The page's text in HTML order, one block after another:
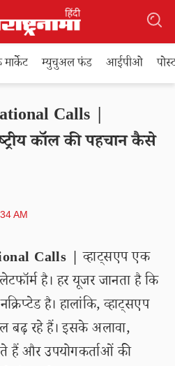
म्युचुअल फंड आईपीओ
Calls |
कॉल की पहचान कैसे
AM
Calls | व्हाट्सएप एक
है। हर यूजर जानता है कि
है। हालांकि, व्हाट्सएप
बढ़ रहे हैं। इसके अलावा,
हैं और उपयोगकर्ताओं की